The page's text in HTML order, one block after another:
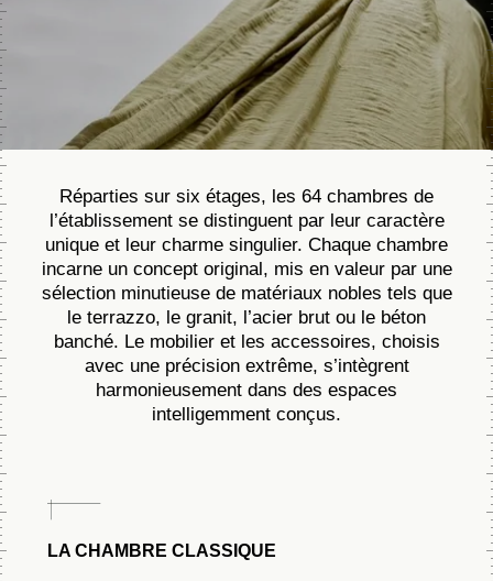
Réparties sur six étages, les 64 chambres de
l’établissement se distinguent par leur caractère
unique et leur charme singulier. Chaque chambre
incarne un concept original, mis en valeur par une
sélection minutieuse de matériaux nobles tels que
le terrazzo, le granit, l’acier brut ou le béton
banché. Le mobilier et les accessoires, choisis
avec une précision extrême, s’intègrent
harmonieusement dans des espaces
intelligemment conçus.
LA CHAMBRE CLASSIQUE